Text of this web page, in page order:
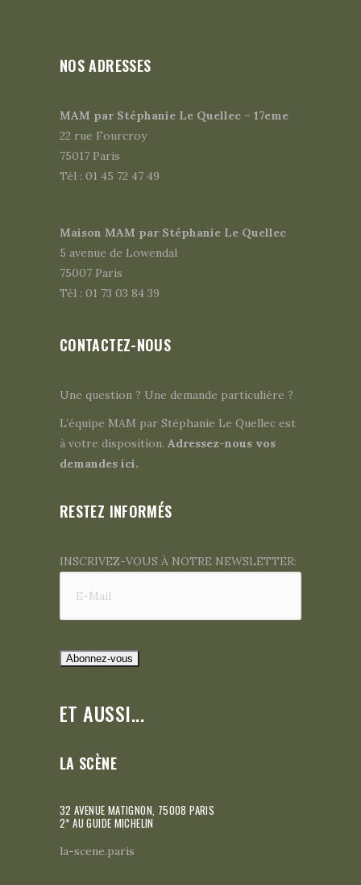
NOS ADRESSES
MAM par Stéphanie Le Quellec – 17eme
22 rue Fourcroy
75017 Paris
Tél : 01 45 72 47 49
Maison MAM par Stéphanie Le Quellec
5 avenue de Lowendal
75007 Paris
Tél : 01 73 03 84 39
CONTACTEZ-NOUS
Une question ? Une demande particulière ?
L’équipe MAM par Stéphanie Le Quellec est
à votre disposition. Adressez-nous vos
demandes ici.
RESTEZ INFORMÉS
INSCRIVEZ-VOUS À NOTRE NEWSLETTER:
ET AUSSI...
LA SCÈNE
32 AVENUE MATIGNON, 75008 PARIS
2* AU GUIDE MICHELIN
la-scene.paris